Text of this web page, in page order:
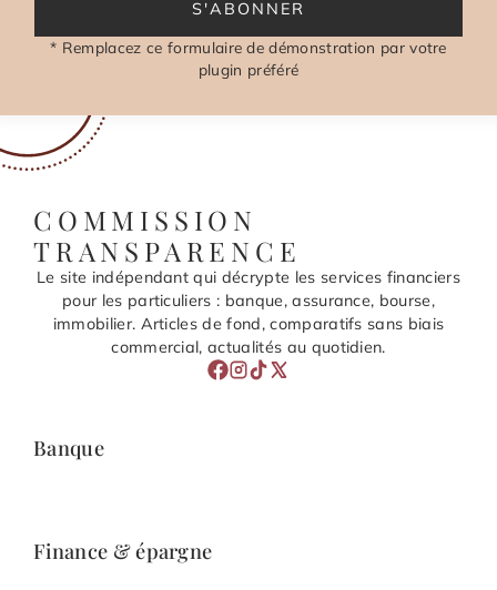
S'ABONNER
* Remplacez ce formulaire de démonstration par votre
plugin préféré
COMMISSION
TRANSPARENCE
Le site indépendant qui décrypte les services financiers
pour les particuliers : banque, assurance, bourse,
immobilier. Articles de fond, comparatifs sans biais
commercial, actualités au quotidien.
Banque
Finance & épargne